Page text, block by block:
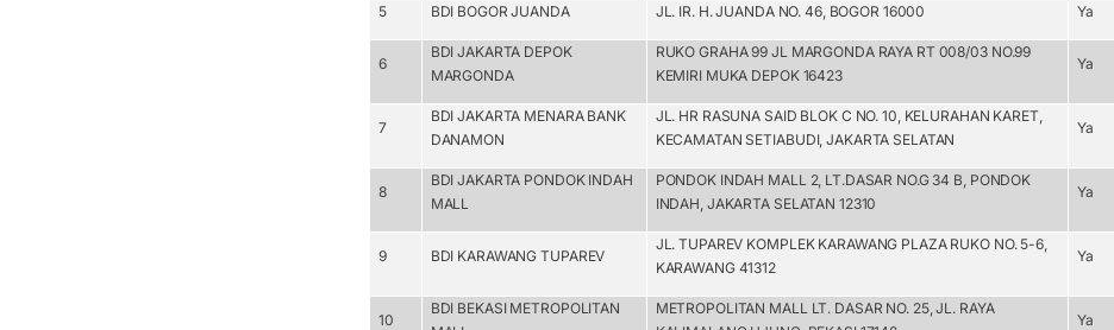
5 BDI BOGOR JUANDA JL. IR. H. JUANDA NO. 46, BOGOR 16000 Ya
6
BDI JAKARTA DEPOK
MARGONDA
RUKO GRAHA 99 JL MARGONDA RAYA RT 008/03 NO.99
KEMIRI MUKA DEPOK 16423
Ya
7
BDI JAKARTA MENARA BANK
DANAMON
JL. HR RASUNA SAID BLOK C NO. 10, KELURAHAN KARET,
KECAMATAN SETIABUDI, JAKARTA SELATAN
Ya
8
BDI JAKARTA PONDOK INDAH
MALL
PONDOK INDAH MALL 2, LT.DASAR NO.G 34 B, PONDOK
INDAH, JAKARTA SELATAN 12310
Ya
9 BDI KARAWANG TUPAREV
JL. TUPAREV KOMPLEK KARAWANG PLAZA RUKO NO. 5-6,
KARAWANG 41312
Ya
10
BDI BEKASI METROPOLITAN
METROPOLITAN MALL LT. DASAR NO. 25, JL. RAYA
Ya